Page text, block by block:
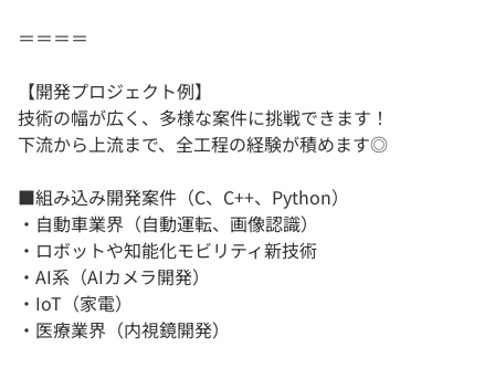
＝＝＝＝
【開発プロジェクト例】
技術の幅が広く、多様な案件に挑戦できます！
下流から上流まで、全工程の経験が積めます◎
■組み込み開発案件（C、C++、Python）
・自動車業界（自動運転、画像認識）
・ロボットや知能化モビリティ新技術
・AI系（AIカメラ開発）
・IoT（家電）
・医療業界（内視鏡開発）